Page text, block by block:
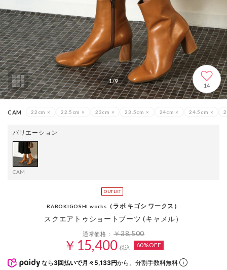
1/9
14
CAM 22cm × 22.5cm × 23cm × 23.5cm × 24cm × 24.5cm ×
バリエーション
CAM
RABOKIGOSHI works （ラボ キゴシ ワークス）
スクエアトゥショートブーツ (キャメル）
通常価格：￥38,500
￥15,400 税込 60%OFF
なら 3回払いで月々5,133円から。分割手数料無料